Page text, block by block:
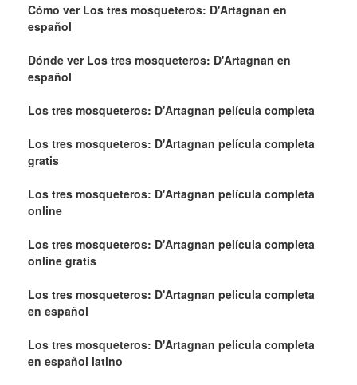
Cómo ver Los tres mosqueteros: D'Artagnan en
español
Dónde ver Los tres mosqueteros: D'Artagnan en
español
Los tres mosqueteros: D'Artagnan película completa
Los tres mosqueteros: D'Artagnan película completa
gratis
Los tres mosqueteros: D'Artagnan película completa
online
Los tres mosqueteros: D'Artagnan película completa
online gratis
Los tres mosqueteros: D'Artagnan pelicula completa
en español
Los tres mosqueteros: D'Artagnan pelicula completa
en español latino